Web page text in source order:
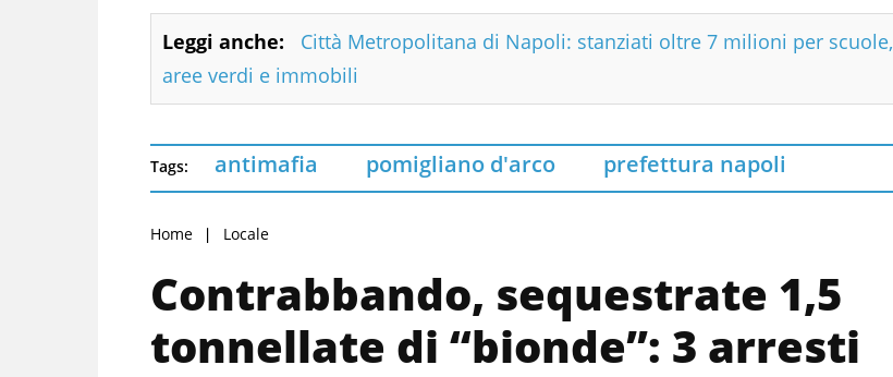
Leggi anche:
Città Metropolitana di Napoli: stanziati oltre 7 milioni per scuole,
aree verdi e immobili
Tags: antimafia pomigliano d'arco prefettura napoli
Home Locale
Contrabbando, sequestrate 1,5
tonnellate di “bionde”: 3 arresti